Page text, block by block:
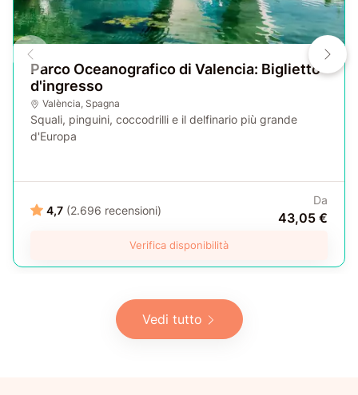
Parco Oceanografico di Valencia: Biglietto
d'ingresso
València, Spagna
Squali, pinguini, coccodrilli e il delfinario più grande
d'Europa
4,7 (2.696 recensioni)
Da
43,05 €
Verifica disponibilità
Vedi tutto